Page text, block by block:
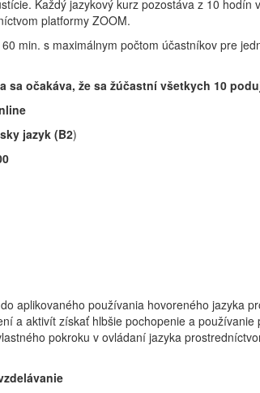
Každý jazykový kurz pozostáva z 10
platformy ZOOM.
min. s maximálnym počtom účastníkov pre
sa očakáva, že sa žúčastní všetkych 10
jazyk (B2)
aplikovaného používania hovoreného jazyka
a aktivít získať hlbšie pochopenie a používanie
pokroku v ovládaní jazyka